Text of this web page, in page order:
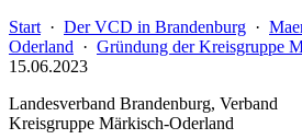
Start · Der VCD in Brandenburg ·
Oderland · Gründung der Kreisgruppe
15.06.2023
Landesverband Brandenburg, Verband
Kreisgruppe Märkisch-Oderland